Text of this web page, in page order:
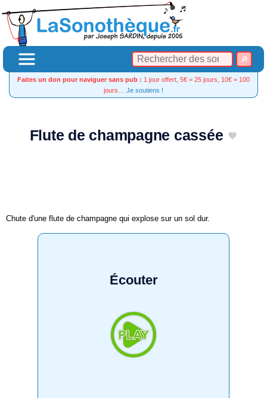
Faites un don pour naviguer sans pub : 1 jour offert, 5€ = 25 jours, 10€ = 100
jours… Je soutiens !
Flute de champagne cassée
Chute d'une flute de champagne qui explose sur un sol dur.
Écouter